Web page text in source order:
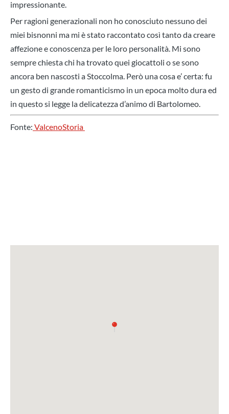
impressionante.
Per ragioni generazionali non ho conosciuto nessuno dei
miei bisnonni ma mi è stato raccontato così tanto da creare
affezione e conoscenza per le loro personalità. Mi sono
sempre chiesta chi ha trovato quei giocattoli o se sono
ancora ben nascosti a Stoccolma. Però una cosa e’ certa: fu
un gesto di grande romanticismo in un epoca molto dura ed
in questo si legge la delicatezza d’animo di Bartolomeo.
Fonte: ValcenoStoria